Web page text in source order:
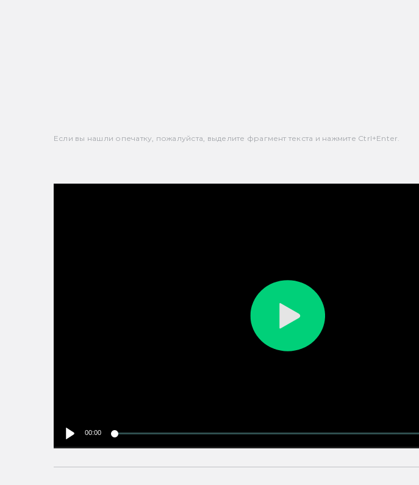
Если вы нашли опечатку, пожалуйста, выделите фрагмент текста и нажмите Ctrl+Enter.
00:00